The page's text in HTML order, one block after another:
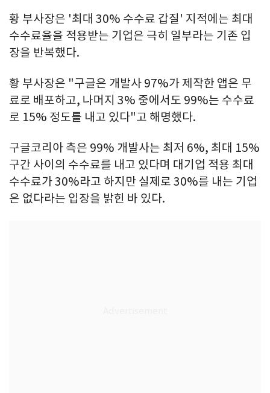
황 부사장은 '최대 30% 수수료 갑질' 지적에는 최대
수수료율을 적용받는 기업은 극히 일부라는 기존 입
장을 반복했다.
황 부사장은 "구글은 개발사 97%가 제작한 앱은 무
료로 배포하고, 나머지 3% 중에서도 99%는 수수료
로 15% 정도를 내고 있다"고 해명했다.
구글코리아 측은 99% 개발사는 최저 6%, 최대 15%
구간 사이의 수수료를 내고 있다며 대기업 적용 최대
수수료가 30%라고 하지만 실제로 30%를 내는 기업
은 없다라는 입장을 밝힌 바 있다.